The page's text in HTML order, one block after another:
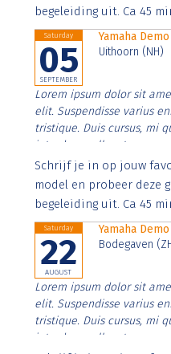
begeleiding uit. Ca 45
Saturday
05
SEPTEMBER
Yamaha
Uithoorn (NH)
Lorem ipsum dolor sit
elit. Suspendisse varius
tristique. Duis cursus, mi
interdum nulla, ut
Aenean faucibus nibh et
imperdiet. Nunc ut sem
Schrijf je in op jouw
model en probeer deze
begeleiding uit. Ca 45
Saturday
22
AUGUST
Yamaha
Bodegaven
Lorem ipsum dolor sit
elit. Suspendisse varius
tristique. Duis cursus, mi
interdum nulla, ut